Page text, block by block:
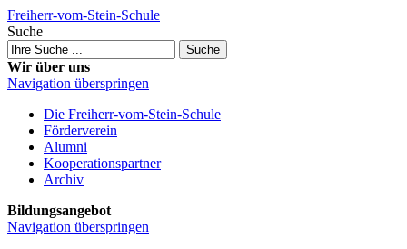
Freiherr-vom-Stein-Schule
Suche
Suche
Wir über uns
Navigation überspringen
Die Freiherr-vom-Stein-Schule
Förderverein
Alumni
Kooperations­partner
Archiv
Bildungsangebot
Navigation überspringen